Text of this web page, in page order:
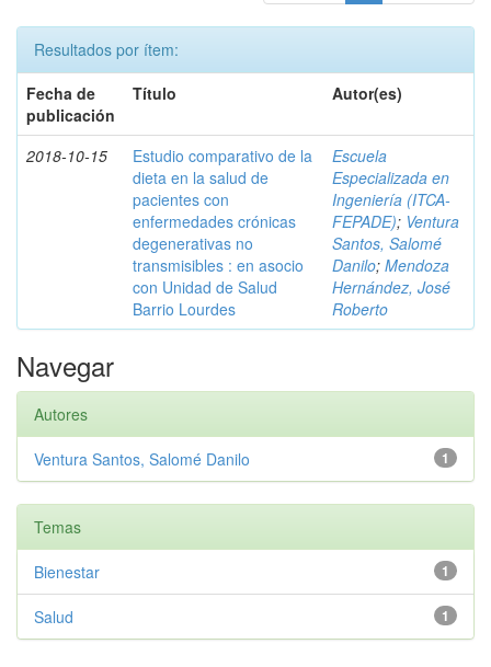
Resultados por ítem:
Fecha de
publicación
Título Autor(es)
2018-10-15
Estudio comparativo de la
dieta en la salud de
pacientes con
enfermedades crónicas
degenerativas no
transmisibles : en asocio
con Unidad de Salud
Barrio Lourdes
Escuela
Especializada en
Ingeniería (ITCA-
FEPADE); Ventura
Santos, Salomé
Danilo; Mendoza
Hernández, José
Roberto
Navegar
Autores
1
Ventura Santos, Salomé Danilo
Temas
1
Bienestar
1
Salud